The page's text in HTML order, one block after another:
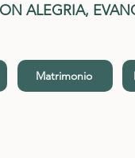
ALEGRIA,
Matrimonio